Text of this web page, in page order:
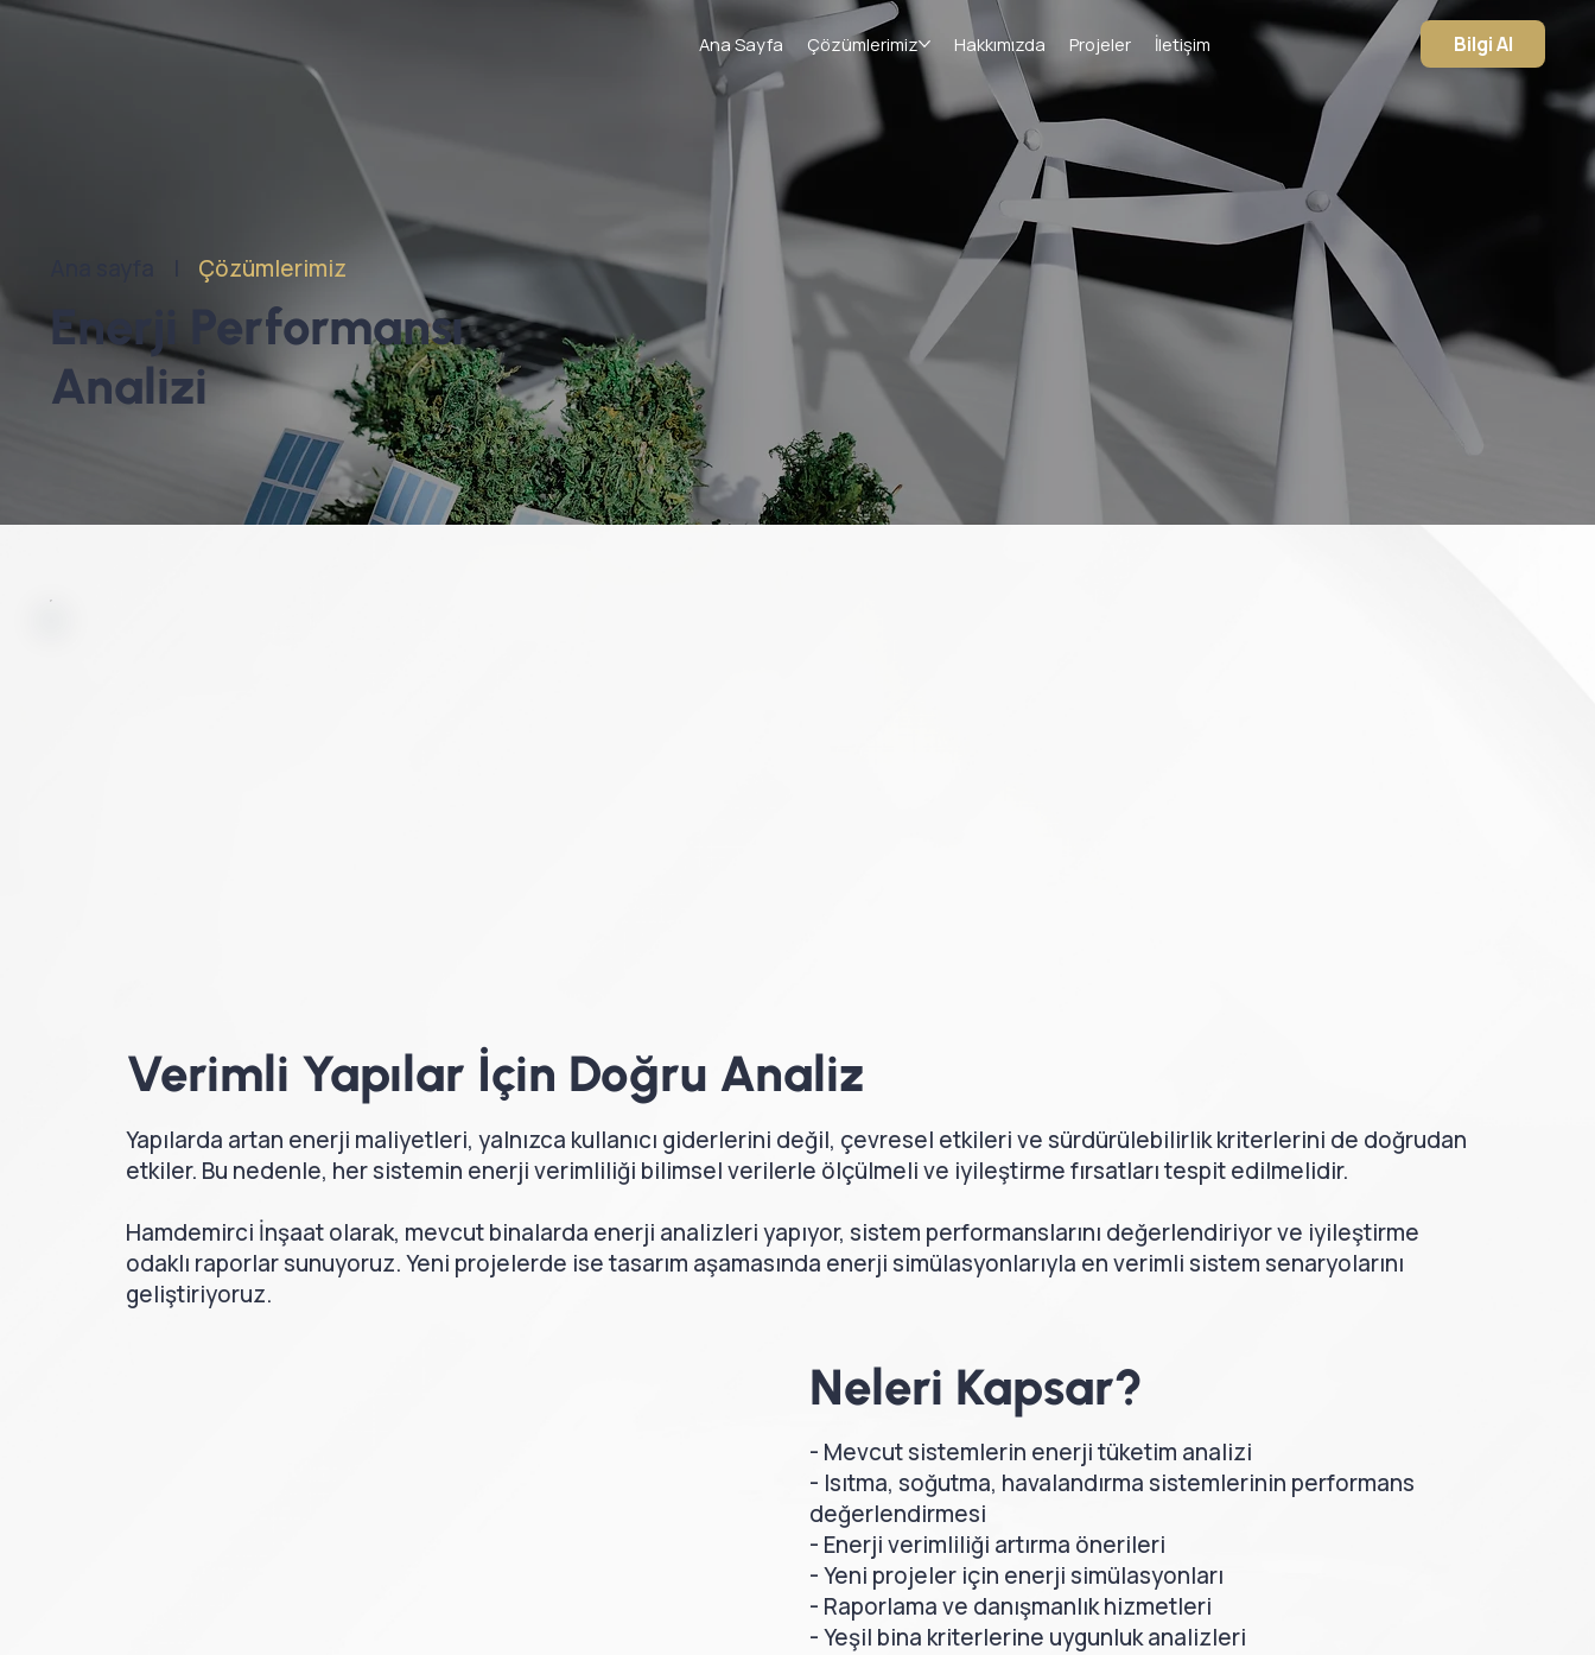
Ana Sayfa Çözümlerimiz Hakkımızda Projeler İletişim Bilgi Al
Çözümlerimiz
Enerji Performansı
Analizi
Verimli Yapılar İçin Doğru Analiz
Yapılarda artan enerji maliyetleri, yalnızca kullanıcı giderlerini değil, çevresel etkileri ve sürdürülebilirlik kriterlerini de doğrudan
etkiler. Bu nedenle, her sistemin enerji verimliliği bilimsel verilerle ölçülmeli ve iyileştirme fırsatları tespit edilmelidir.
Hamdemirci İnşaat olarak, mevcut binalarda enerji analizleri yapıyor, sistem performanslarını değerlendiriyor ve iyileştirme
odaklı raporlar sunuyoruz. Yeni projelerde ise tasarım aşamasında enerji simülasyonlarıyla en verimli sistem senaryolarını
geliştiriyoruz.
Neleri Kapsar?
- Mevcut sistemlerin enerji tüketim analizi
- Isıtma, soğutma, havalandırma sistemlerinin performans
değerlendirmesi
- Enerji verimliliği artırma önerileri
- Yeni projeler için enerji simülasyonları
- Raporlama ve danışmanlık hizmetleri
- Yeşil bina kriterlerine uygunluk analizleri